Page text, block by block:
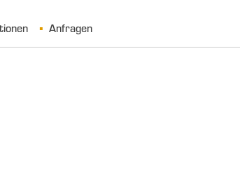
Anfragen